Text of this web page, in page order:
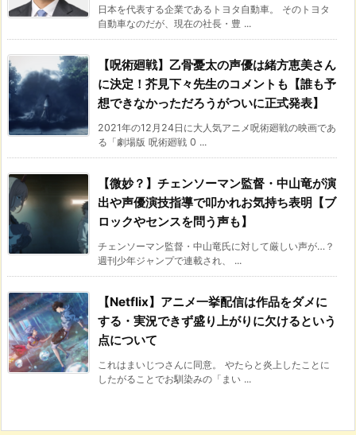
日本を代表する企業であるトヨタ自動車。 そのトヨタ
自動車なのだが、現在の社長・豊 ...
【呪術廻戦】乙骨憂太の声優は緒方恵美さん
に決定！芥見下々先生のコメントも【誰も予
想できなかっただろうがついに正式発表】
2021年の12月24日に大人気アニメ呪術廻戦の映画であ
る「劇場版 呪術廻戦 0 ...
【微妙？】チェンソーマン監督・中山竜が演
出や声優演技指導で叩かれお気持ち表明【ブ
ロックやセンスを問う声も】
チェンソーマン監督・中山竜氏に対して厳しい声が…？
週刊少年ジャンプで連載され、 ...
【Netflix】アニメ一挙配信は作品をダメに
する・実況できず盛り上がりに欠けるという
点について
これはまいじつさんに同意。 やたらと炎上したことに
したがることでお馴染みの「まい ...